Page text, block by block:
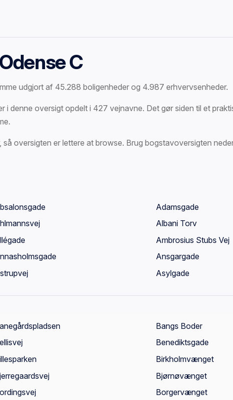
C
udgjort af 45.288 boligenheder og 4.987 erhvervsenheder.
i denne oversigt opdelt i 427 vejnavne. Det gør siden til et
oversigten er lettere at browse. Brug bogstavoversigten
Adamsgade
Albani Torv
Ambrosius Stubs Vej
Ansgargade
Asylgade
Bangs Boder
Benediktsgade
Birkholmvænget
Bjørnøvænget
Borgervænget